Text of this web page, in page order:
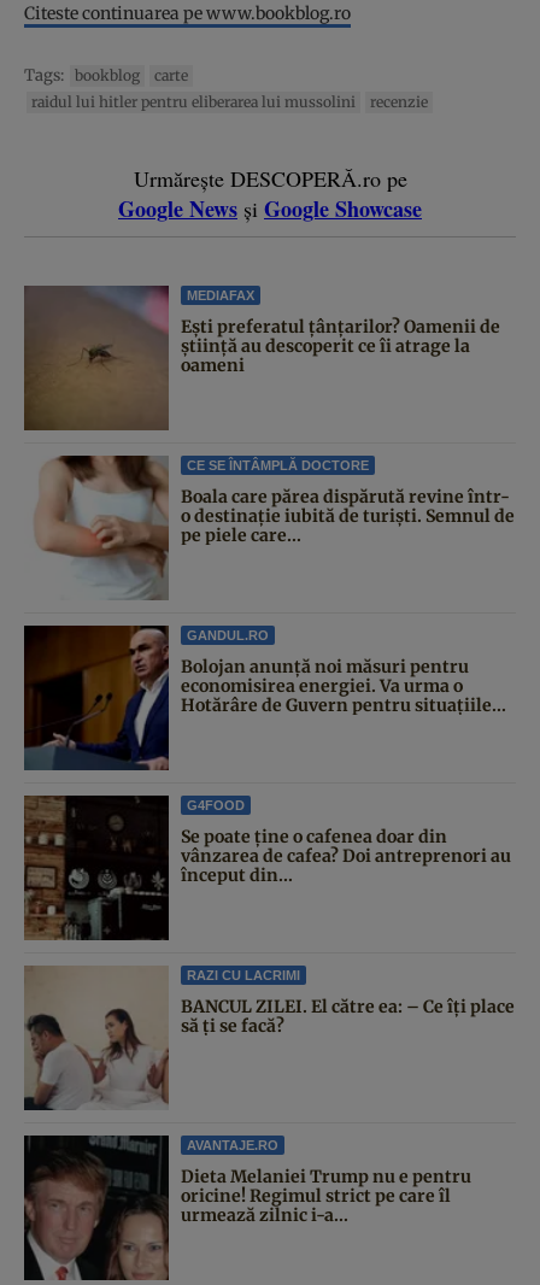
Citeste continuarea pe www.bookblog.ro
Tags: bookblog
carte
raidul lui hitler pentru eliberarea lui mussolini
recenzie
Urmărește DESCOPERĂ.ro pe
Google News și Google Showcase
MEDIAFAX
Ești preferatul țânțarilor? Oamenii de
știință au descoperit ce îi atrage la
oameni
CE SE ÎNTÂMPLĂ DOCTORE
Boala care părea dispărută revine într-
o destinație iubită de turiști. Semnul de
pe piele care...
GANDUL.RO
Bolojan anunță noi măsuri pentru
economisirea energiei. Va urma o
Hotărâre de Guvern pentru situațiile...
G4FOOD
Se poate ține o cafenea doar din
vânzarea de cafea? Doi antreprenori au
început din...
RAZI CU LACRIMI
BANCUL ZILEI. El către ea: – Ce îți place
să ți se facă?
AVANTAJE.RO
Dieta Melaniei Trump nu e pentru
oricine! Regimul strict pe care îl
urmează zilnic i-a...